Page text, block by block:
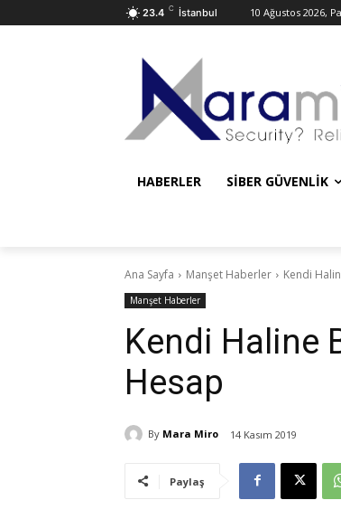
23.4 C İstanbul 10 Ağustos 2026,
HABERLER SIBER GÜVENLIK
Ana Sayfa Manşet Haberler Kendi
Manşet Haberler
Kendi Haline
Hesap
By Mara Miro 14 Kasım 2019
Paylaş